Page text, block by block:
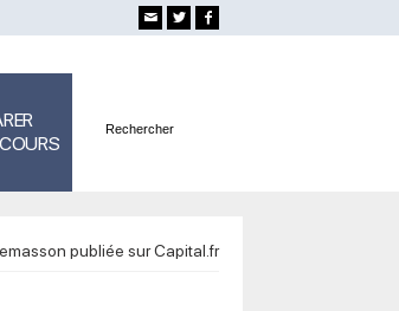
publiée sur Capital.fr